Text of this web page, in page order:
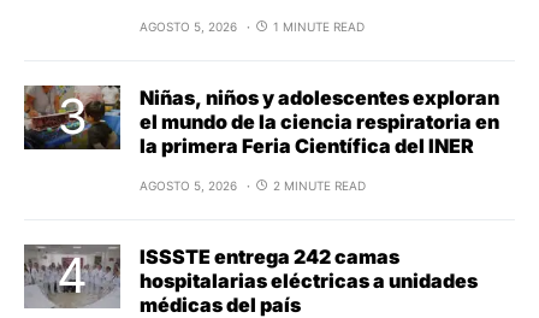
AGOSTO 5, 2026 1 MINUTE READ
Niñas, niños y adolescentes exploran
el mundo de la ciencia respiratoria en
la primera Feria Científica del INER
AGOSTO 5, 2026 2 MINUTE READ
ISSSTE entrega 242 camas
hospitalarias eléctricas a unidades
médicas del país